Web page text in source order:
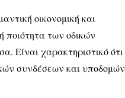
οικονομική και
ποιότητα των οδικών
Είναι χαρακτηριστικό ότι
συνδέσεων και